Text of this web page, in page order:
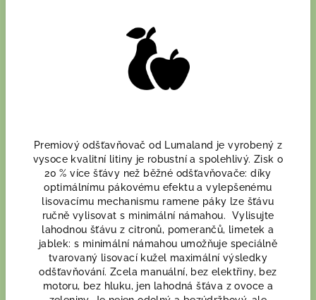
Premiový odšťavňovač od Lumaland je vyrobený z
vysoce kvalitní litiny je robustní a spolehlivý. Zisk o
20 % více šťávy než běžné odšťavňovače: díky
optimálnímu pákovému efektu a vylepšenému
lisovacímu mechanismu ramene páky lze šťávu
ručně vylisovat s minimální námahou. Vylisujte
lahodnou šťávu z citronů, pomerančů, limetek a
jablek: s minimální námahou umožňuje speciálně
tvarovaný lisovací kužel maximální výsledky
odšťavňování. Zcela manuální, bez elektřiny, bez
motoru, bez hluku, jen lahodná šťáva z ovoce a